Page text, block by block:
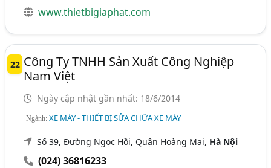
www.thietbigiaphat.com
22 Công Ty TNHH Sản Xuất Công Nghiệp
Nam Việt
Ngày cập nhật gần nhất: 18/6/2014
Ngành:XE MÁY - THIẾT BỊ SỬA CHỮA XE MÁY
Số 39, Đường Ngọc Hồi, Quận Hoàng Mai, Hà Nội
(024) 36816233